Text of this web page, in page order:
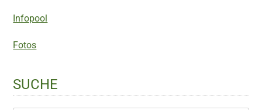
Infopool
Fotos
SUCHE